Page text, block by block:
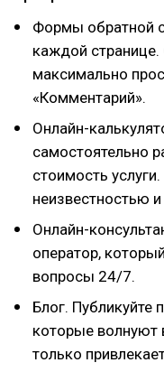
Формы обратной
каждой
максимально
«Комментарий».
Онлайн-
самостоятельно
стоимость
неизвестностью и
Онлайн-
оператор,
вопросы 24/7.
Блог. Публикуйте
которые волнуют
только